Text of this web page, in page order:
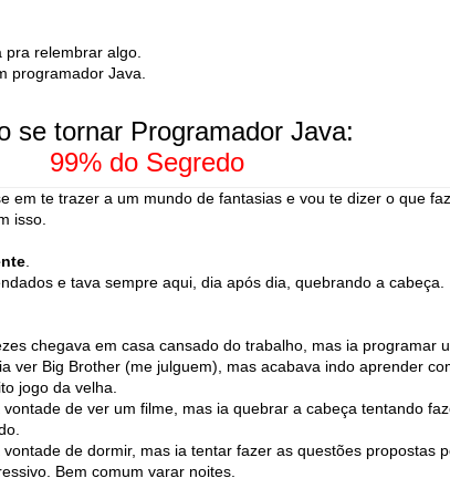
pra relembrar algo.
programador Java.
se tornar Programador Java:
99% do Segredo
em te trazer a um mundo de fantasias e vou te dizer o que
isso.
e tava sempre aqui, dia após dia, quebrando a cabeça.
chegava em casa cansado do trabalho, mas ia programar
ver Big Brother (me julguem), mas acabava indo aprender
jogo da velha.
vontade de ver um filme, mas ia quebrar a cabeça tentando
vontade de dormir, mas ia tentar fazer as questões propostas
Bem comum varar noites.